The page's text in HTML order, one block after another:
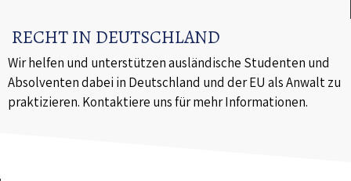
RECHT IN DEUTSCHLAND
Wir helfen und unterstützen ausländische Studenten und
Absolventen dabei in Deutschland und der EU als Anwalt zu
praktizieren. Kontaktiere uns für mehr Informationen.